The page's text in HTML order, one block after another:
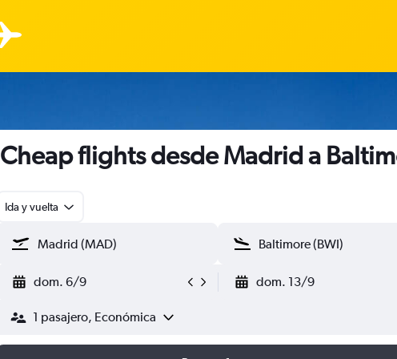
Cheap flights desde Madrid a
Ida y vuelta
dom. 6/9 dom. 13/9
1 pasajero, Económica